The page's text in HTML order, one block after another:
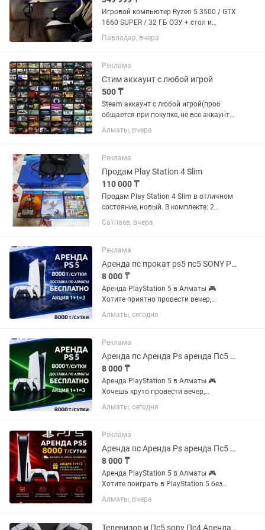
Игровой компьютер Ryzen 5 3500 / GTX
1660 SUPER / 32 ГБ ОЗУ + стол и
игровое кресло В ПОДАРОК! Цена: 350
000 тг (торг уместен) Продается
состоянии. Полностью...
Павлодар, вчера
Реклама
Стим аккаунт с любой игрой
500 ₸
Steam аккаунт с любой игрой(проб
общается при покупке, не все аккаунты
по 500) Легит ! АККАУНТЫ НЕ ОБЩИЕ ,
ЛИЧНЫЕ С Steam Guard ! Есть гарантия
поменяю аккаунт...
Алматы, вчера
Реклама
Продам Play Station 4 Slim
110 000 ₸
Продам Play Station 4 Slim в отличном
состояние, новый. В комплекте: 2
оригинальных джойстика Диски с
играми 4 игры: Red Dead Redemption 2
Dawn Spiderman -...
Сатпаев, вчера
Реклама
Аренда пс прокат ps5 пс5 SONY PlayStation сони плейстейшн на дом
8 000 ₸
Аренда PlayStation 5 в Алматы 🎮
Хотите приятно провести вечер,
устроить игровой марафон или
порадовать гостей? Предлагаем
и с большим выбором игр ✨
Стоимость...
Алматы, сегодня
Реклама
Аренда пс Аренда Ps аренда Пс5 аренда ps5 аренда ps 5 аренда PlayStation
8 000 ₸
Аренда PlayStation 5 в Алматы 🎮
Хочешь круто провести вечер,
устроить игровой марафон или
порадовать друзей на мероприятии?
удобно и с большим выбором игр!...
Алматы, сегодня
Реклама
Аренда пс Аренда Ps аренда Пс5 аренда ps5 аренда ps 5 аренда PlayStation
8 000 ₸
Аренда PlayStation 5 в Алматы 🎮
Хотите поиграть в PlayStation 5 без
покупки консоли? Предлагаем аренду
PS5 с бесплатной доставкой по
PlayStation 5 — 8 000 тг/сутки 🚗...
Алматы, вчера
Телевизор и Пс5 sony Пс4 Аренда ps5 ps4